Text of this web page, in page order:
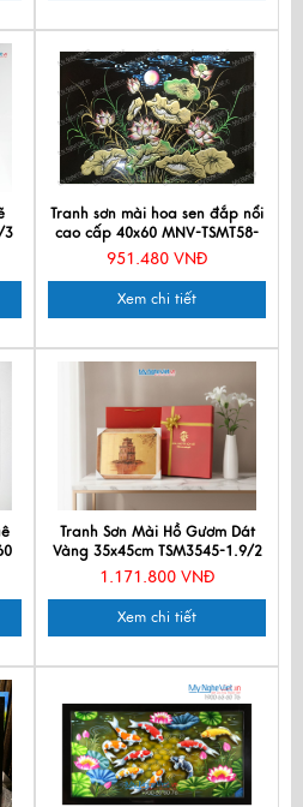
3
Tranh sơn mài hoa sen đắp nổi
cao cấp 40x60 MNV-TSMT58-
46
951.480 VNĐ
Xem chi tiết
Tranh Sơn Mài Hồ Gươm Dát
Vàng 35x45cm TSM3545-1.9/2
1.171.800 VNĐ
Xem chi tiết